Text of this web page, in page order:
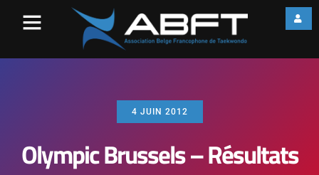
4 JUIN 2012
Olympic Brussels – Résultats